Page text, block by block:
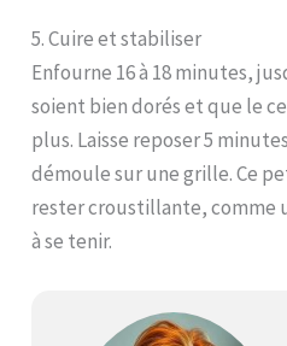
5. Cuire et stabiliser
Enfourne 16 à 18 minutes,
soient bien dorés et que le
plus. Laisse reposer 5
démoule sur une grille. Ce
rester croustillante, comme
à se tenir.